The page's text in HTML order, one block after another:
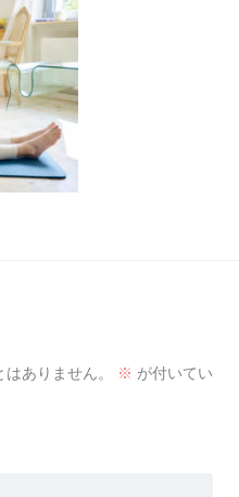
ありません。 ※ が付いてい